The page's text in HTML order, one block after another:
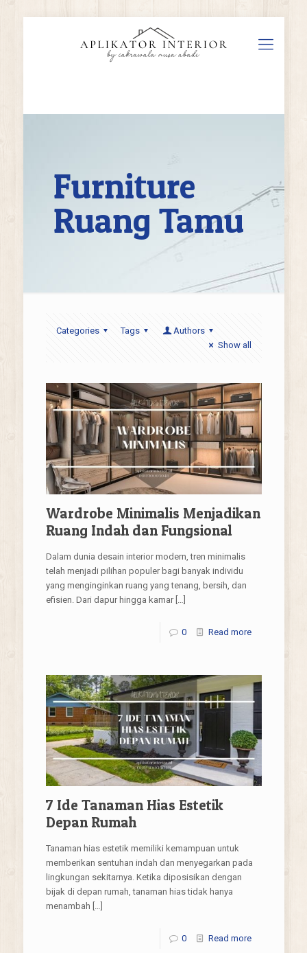
Furniture
Ruang Tamu
Categories Tags
Authors
Show all
Wardrobe Minimalis Menjadikan
Ruang Indah dan Fungsional
Dalam dunia desain interior modern, tren minimalis
telah menjadi pilihan populer bagi banyak individu
yang menginginkan ruang yang tenang, bersih, dan
efisien. Dari dapur hingga kamar[…]
0 Read more
7 Ide Tanaman Hias Estetik
Depan Rumah
Tanaman hias estetik memiliki kemampuan untuk
memberikan sentuhan indah dan menyegarkan pada
lingkungan sekitarnya. Ketika diposisikan dengan
bijak di depan rumah, tanaman hias tidak hanya
menambah […]
0 Read more